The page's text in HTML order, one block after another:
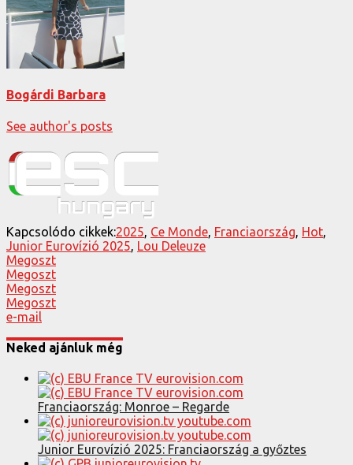
Bogárdi Barbara
See author's posts
Kapcsolódo cikkek:2025 Ce Monde Franciaország Hot
Junior Eurovízió 2025 Lou Deleuze
Megoszt
Megoszt
Megoszt
Megoszt
e-mail
Neked ajánluk még
Franciaország: Monroe – Regarde
Junior Eurovízió 2025: Franciaország a győztes